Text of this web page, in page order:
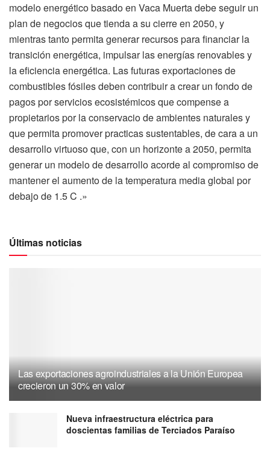
modelo energético basado en Vaca Muerta debe seguir un
plan de negocios que tienda a su cierre en 2050, y
mientras tanto permita generar recursos para financiar la
transición energética, impulsar las energías renovables y
la eficiencia energética. Las futuras exportaciones de
combustibles fósiles deben contribuir a crear un fondo de
pagos por servicios ecosistémicos que compense a
propietarios por la conservacio de ambientes naturales y
que permita promover practicas sustentables, de cara a un
desarrollo virtuoso que, con un horizonte a 2050, permita
generar un modelo de desarrollo acorde al compromiso de
mantener el aumento de la temperatura media global por
debajo de 1.5 C .»
Últimas noticias
Las exportaciones agroindustriales a la Unión Europea
crecieron un 30% en valor
Nueva infraestructura eléctrica para
doscientas familias de Terciados Paraíso